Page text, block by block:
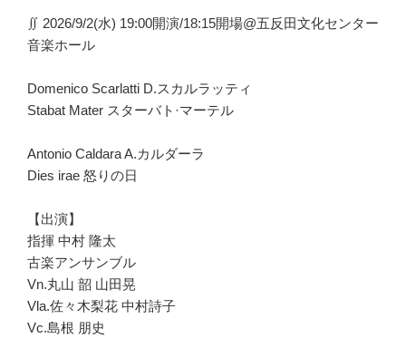
∬ 2026/9/2(水) 19:00開演/18:15開場@五反田文化センター
音楽ホール
Domenico Scarlatti D.スカルラッティ
Stabat Mater スターバト·マーテル
Antonio Caldara A.カルダーラ
Dies irae 怒りの日
【出演】
指揮 中村 隆太
古楽アンサンブル
Vn.丸山 韶 山田晃
Vla.佐々木梨花 中村詩子
Vc.島根 朋史